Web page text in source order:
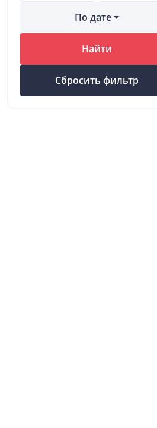
По дате
Найти
Сбросить фильтр